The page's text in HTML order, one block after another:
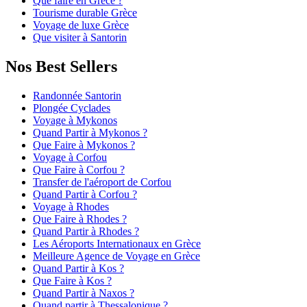
Tourisme durable Grèce
Voyage de luxe Grèce
Que visiter à Santorin
Nos Best Sellers
Randonnée Santorin
Plongée Cyclades
Voyage à Mykonos
Quand Partir à Mykonos ?
Que Faire à Mykonos ?
Voyage à Corfou
Que Faire à Corfou ?
Transfer de l'aéroport de Corfou
Quand Partir à Corfou ?
Voyage à Rhodes
Que Faire à Rhodes ?
Quand Partir à Rhodes ?
Les Aéroports Internationaux en Grèce
Meilleure Agence de Voyage en Grèce
Quand Partir à Kos ?
Que Faire à Kos ?
Quand Partir à Naxos ?